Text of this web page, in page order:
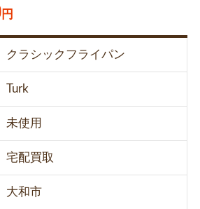
円
クラシックフライパン
Turk
未使用
宅配買取
大和市